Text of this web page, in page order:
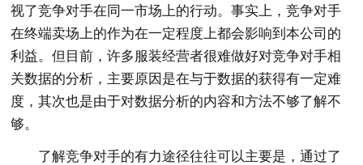
视了竞争对手在同一市场上的行动。事实上，竞争对手
在终端卖场上的作为在一定程度上都会影响到本公司的
利益。但目前，许多服装经营者很难做好对竞争对手相
关数据的分析，主要原因是在与于数据的获得有一定难
度，其次也是由于对数据分析的内容和方法不够了解不
够。
了解竞争对手的有力途径往往可以主要是，通过了